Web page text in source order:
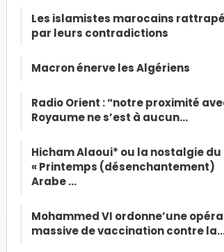
Les islamistes marocains
par leurs contradictions
Macron énerve les Algériens
Radio Orient : “notre proximité
Royaume ne s’est à aucun…
Hicham Alaoui* ou la nostalgie du
« Printemps (désenchantement)
Arabe …
Mohammed VI ordonne’une
massive de vaccination contre